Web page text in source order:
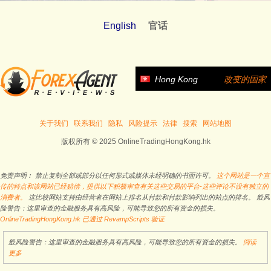
English 官话
Hong Kong 改变的国家
关于我们 联系我们 隐私 风险提示 法律 搜索 网站地图
版权所有 © 2025 OnlineTradingHongKong.hk
免责声明︰ 禁止复制全部或部分以任何形式或媒体未经明确的书面许可。 这个网站是一个宣
传的特点和该网站已经赔偿，提供以下积极审查有关这些交易的平台-这些评论不设有独立的
消费者。
这比较网站支持由经营者在网站上排名从付款和付款影响列出的站点的排名。 般风
险警告：这里审查的金融服务具有高风险，可能导致您的所有资金的损失。
OnlineTradingHongKong.hk 已通过 RevampScripts 验证
般风险警告：这里审查的金融服务具有高风险，可能导致您的所有资金的损失。 阅读
更多